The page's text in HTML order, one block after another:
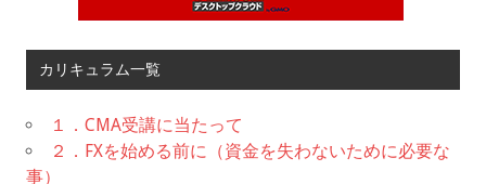
カリキュラム一覧
１．CMA受講に当たって
２．FXを始める前に（資金を失わないために必要な
事）